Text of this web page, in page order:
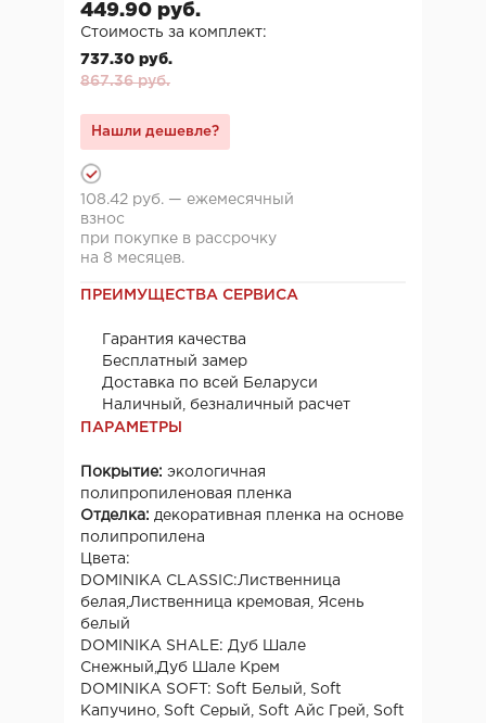
449.90 руб.
Стоимость за комплект:
737.30 руб.
867.36 руб.
Нашли дешевле?
108.42 руб. — ежемесячный
взнос
при покупке в рассрочку
на 8 месяцев.
ПРЕИМУЩЕСТВА СЕРВИСА
Гарантия качества
Бесплатный замер
Доставка по всей Беларуси
Наличный, безналичный расчет
ПАРАМЕТРЫ
Покрытие: экологичная
полипропиленовая пленка
Отделка: декоративная пленка на основе
полипропилена
Цвета:
DOMINIKA CLASSIC:Лиственница
белая,Лиственница кремовая, Ясень
белый
DOMINIKA SHALE: Дуб Шале
Снежный,Дуб Шале Крем
DOMINIKA SOFT: Soft Белый, Soft
Капучино, Soft Серый, Soft Айс Грей, Soft